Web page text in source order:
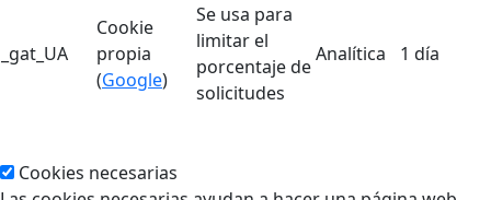
_gat_UA
Cookie
propia
(Google)
Se usa para
limitar el
porcentaje de
solicitudes
Analítica 1 día
Cookies necesarias